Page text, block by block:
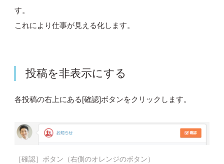
す。
これにより仕事が見える化します。
投稿を非表示にする
各投稿の右上にある[確認]ボタンをクリックします。
［確認］ボタン（右側のオレンジのボタン）